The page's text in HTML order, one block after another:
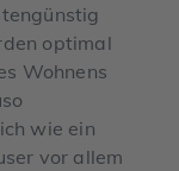
optimal
Wohnens
wie ein
vor allem